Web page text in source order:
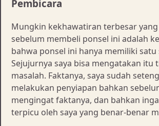
Pembicara
Mungkin kekhawatiran terbesar
sebelum membeli ponsel ini adalah
bahwa ponsel ini hanya memiliki satu
Sejujurnya saya bisa mengatakan itu
masalah. Faktanya, saya sudah
melakukan penyiapan bahkan
mengingat faktanya, dan bahkan
terpicu oleh saya yang benar-benar